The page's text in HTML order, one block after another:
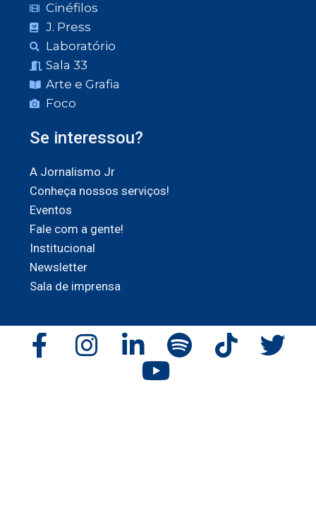
Cinéfilos
J. Press
Laboratório
Sala 33
Arte e Grafia
Foco
Se interessou?
A Jornalismo Jr
Conheça nossos serviços!
Eventos
Fale com a gente!
Institucional
Newsletter
Sala de imprensa